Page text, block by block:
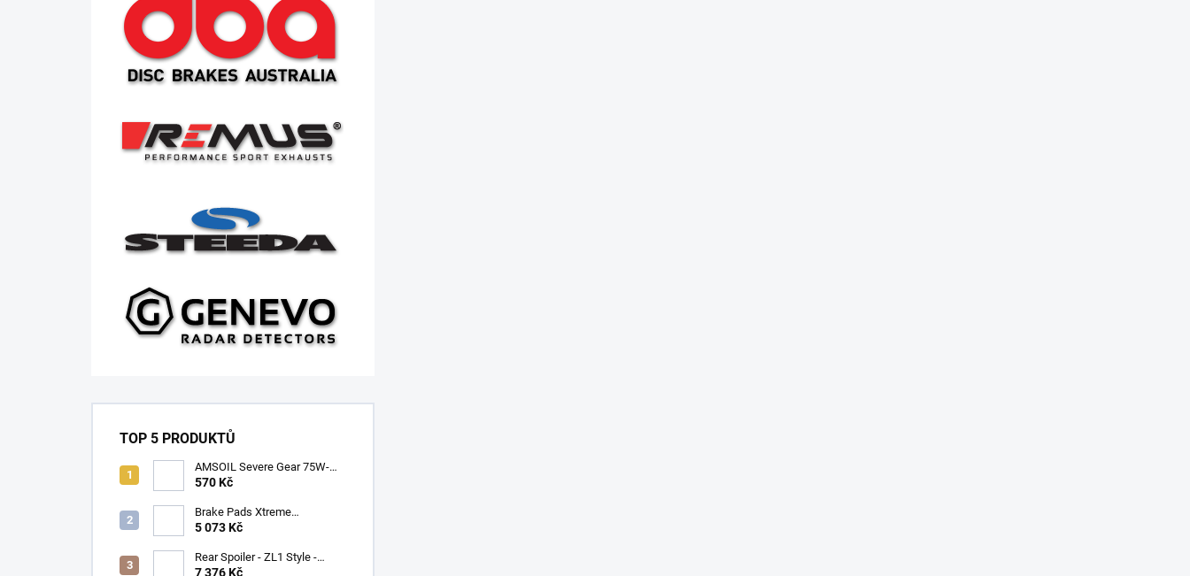
TOP 5 PRODUKTŮ
AMSOIL Severe Gear 75W-
140
570 Kč
Brake Pads Xtreme
Performance ECE R90
(DB9021XP)
5 073 Kč
Rear Spoiler - ZL1 Style -
Gloss Black (CAMARO 16-23)
7 376 Kč